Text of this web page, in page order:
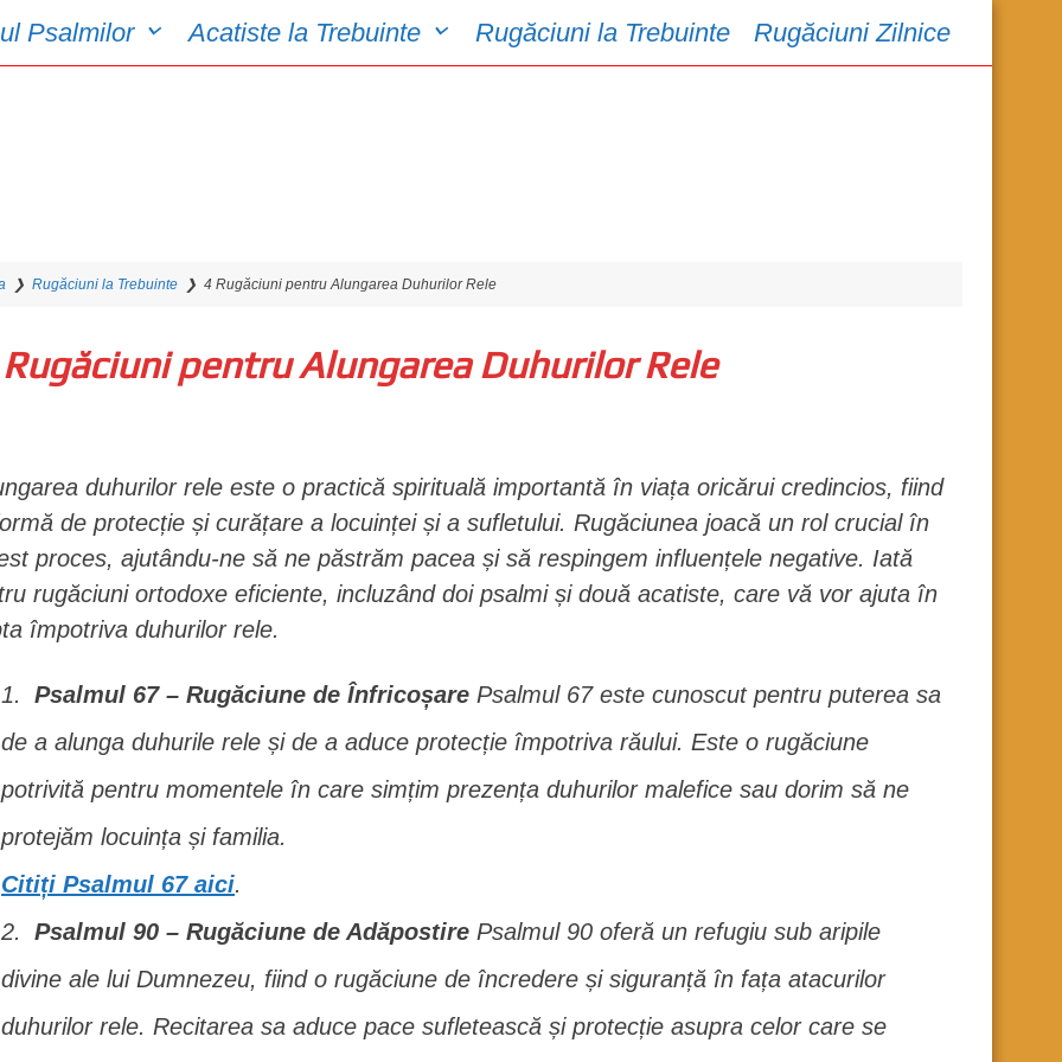
Psalmilor Acatiste la Trebuinte Rugăciuni la Trebuinte Rugăciuni Zilnice
❯Rugăciuni la Trebuinte ❯4 Rugăciuni pentru Alungarea Duhurilor Rele
pentru Alungarea Duhurilor Rele
duhurilor rele este o practică spirituală importantă în viața oricărui credincios, fiind
de protecție și curățare a locuinței și a sufletului. Rugăciunea joacă un rol crucial în
proces, ajutându-ne să ne păstrăm pacea și să respingem influențele negative. Iată
rugăciuni ortodoxe eficiente, incluzând doi psalmi și două acatiste, care vă vor ajuta în
împotriva duhurilor rele.
Psalmul 67 – Rugăciune de Înfricoșare Psalmul 67 este cunoscut pentru puterea sa
de a alunga duhurile rele și de a aduce protecție împotriva răului. Este o rugăciune
potrivită pentru momentele în care simțim prezența duhurilor malefice sau dorim să ne
protejăm locuința și familia.
Citiți Psalmul 67 aici.
Psalmul 90 – Rugăciune de Adăpostire Psalmul 90 oferă un refugiu sub aripile
divine ale lui Dumnezeu, fiind o rugăciune de încredere și siguranță în fața atacurilor
duhurilor rele. Recitarea sa aduce pace sufletească și protecție asupra celor care se